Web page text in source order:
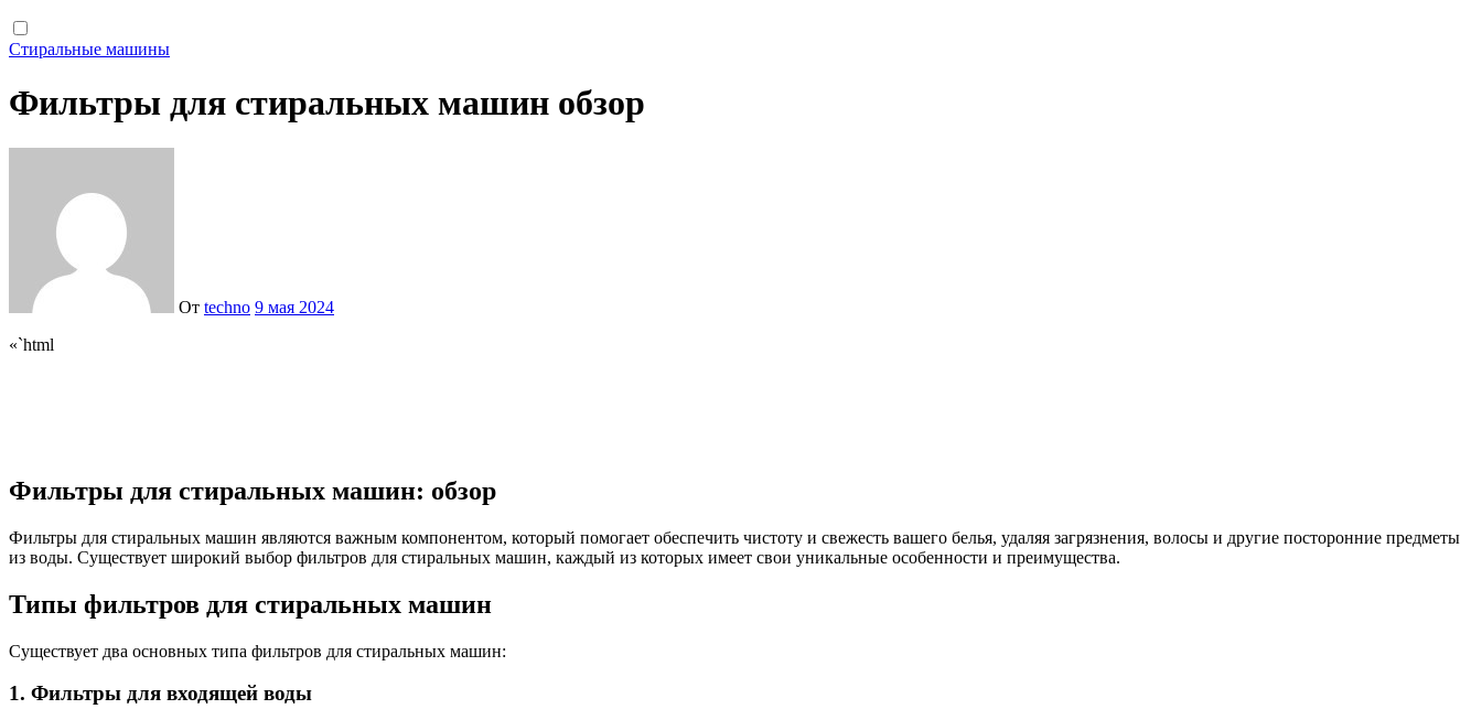
Стиральные машины
Фильтры для стиральных машин обзор
От techno 9 мая 2024
«`html
Фильтры для стиральных машин: обзор
Фильтры для стиральных машин являются важным компонентом, который помогает обеспечить чистоту и свежесть вашего белья, удаляя загрязнения, волосы и другие посторонние предметы
из воды. Существует широкий выбор фильтров для стиральных машин, каждый из которых имеет свои уникальные особенности и преимущества.
Типы фильтров для стиральных машин
Существует два основных типа фильтров для стиральных машин:
1. Фильтры для входящей воды